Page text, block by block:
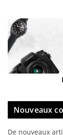
Nouveaux
De nouveaux